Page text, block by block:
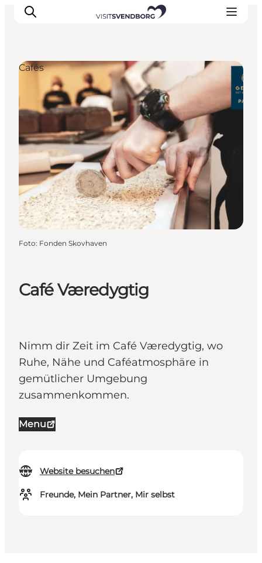
Veranstaltungen
Essen und Trinken
Shopping in Svendborg
Übernachtung
Den Urlaub planen
Café Væredygtig
Nimm dir Zeit im Café Væredygtig, wo
Ruhe, Nähe und Caféatmosphäre in
gemütlicher Umgebung
zusammenkommen.
Menu
Website besuchen
Freunde, Mein Partner, Mir selbst
Cafés
Foto: Fonden Skovhaven